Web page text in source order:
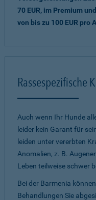
70 EUR, im Premium
von bis zu 100 EUR pro
Rassespezifische
Auch wenn Ihr Hunde
leider kein Garant für
leiden unter vererbten
Anomalien, z. B.
Leben teilweise schwer
Bei der Barmenia
Behandlungen Sie